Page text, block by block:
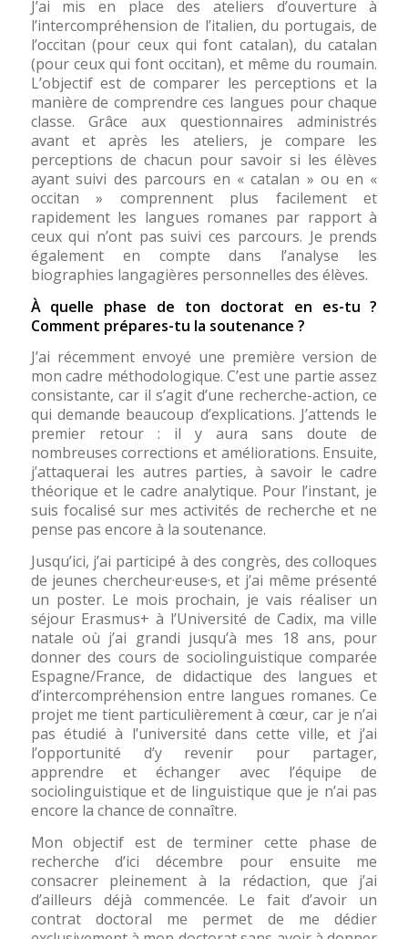
J’ai mis en place des ateliers d’ouverture à
l’intercompréhension de l’italien, du portugais, de
l’occitan (pour ceux qui font catalan), du catalan
(pour ceux qui font occitan), et même du roumain.
L’objectif est de comparer les perceptions et la
manière de comprendre ces langues pour chaque
classe. Grâce aux questionnaires administrés
avant et après les ateliers, je compare les
perceptions de chacun pour savoir si les élèves
ayant suivi des parcours en « catalan » ou en «
occitan » comprennent plus facilement et
rapidement les langues romanes par rapport à
ceux qui n’ont pas suivi ces parcours. Je prends
également en compte dans l’analyse les
biographies langagières personnelles des élèves.
À quelle phase de ton doctorat en es-tu ?
Comment prépares-tu la soutenance ?
J’ai récemment envoyé une première version de
mon cadre méthodologique. C’est une partie assez
consistante, car il s’agit d’une recherche-action, ce
qui demande beaucoup d’explications. J’attends le
premier retour : il y aura sans doute de
nombreuses corrections et améliorations. Ensuite,
j’attaquerai les autres parties, à savoir le cadre
théorique et le cadre analytique. Pour l’instant, je
suis focalisé sur mes activités de recherche et ne
pense pas encore à la soutenance.
Jusqu’ici, j’ai participé à des congrès, des colloques
de jeunes chercheur·euse·s, et j’ai même présenté
un poster. Le mois prochain, je vais réaliser un
séjour Erasmus+ à l’Université de Cadix, ma ville
natale où j’ai grandi jusqu’à mes 18 ans, pour
donner des cours de sociolinguistique comparée
Espagne/France, de didactique des langues et
d’intercompréhension entre langues romanes. Ce
projet me tient particulièrement à cœur, car je n’ai
pas étudié à l’université dans cette ville, et j’ai
l’opportunité d’y revenir pour partager,
apprendre et échanger avec l’équipe de
sociolinguistique et de linguistique que je n’ai pas
encore la chance de connaître.
Mon objectif est de terminer cette phase de
recherche d’ici décembre pour ensuite me
consacrer pleinement à la rédaction, que j’ai
d’ailleurs déjà commencée. Le fait d’avoir un
contrat doctoral me permet de me dédier